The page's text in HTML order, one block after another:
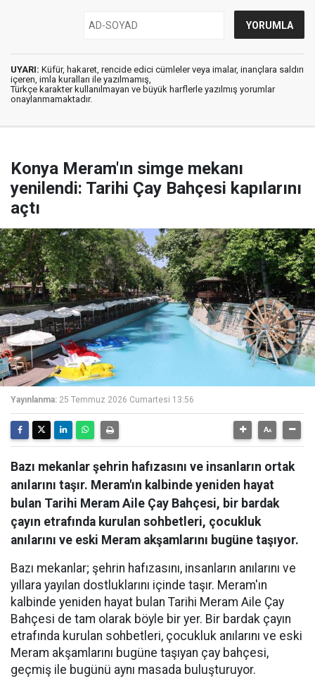
UYARI: Küfür, hakaret, rencide edici cümleler veya imalar, inançlara saldırı
içeren, imla kuralları ile yazılmamış,
Türkçe karakter kullanılmayan ve büyük harflerle yazılmış yorumlar
onaylanmamaktadır.
Konya Meram'ın simge mekanı
yenilendi: Tarihi Çay Bahçesi kapılarını
açtı
Yayınlanma: 25 Temmuz 2026 Cumartesi 13:56
Bazı mekanlar şehrin hafızasını ve insanların ortak
anılarını taşır. Meram'ın kalbinde yeniden hayat
bulan Tarihi Meram Aile Çay Bahçesi, bir bardak
çayın etrafında kurulan sohbetleri, çocukluk
anılarını ve eski Meram akşamlarını bugüne taşıyor.
Bazı mekanlar; şehrin hafızasını, insanların anılarını ve
yıllara yayılan dostluklarını içinde taşır. Meram'ın
kalbinde yeniden hayat bulan Tarihi Meram Aile Çay
Bahçesi de tam olarak böyle bir yer. Bir bardak çayın
etrafında kurulan sohbetleri, çocukluk anılarını ve eski
Meram akşamlarını bugüne taşıyan çay bahçesi,
geçmiş ile bugünü aynı masada buluşturuyor.